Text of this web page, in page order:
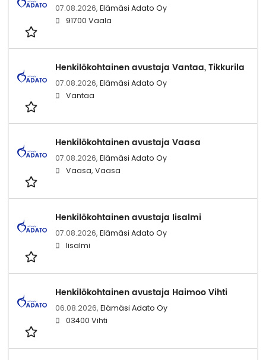
07.08.2026, Elämäsi Adato Oy
91700 Vaala
Henkilökohtainen avustaja Vantaa, Tikkurila
07.08.2026, Elämäsi Adato Oy
Vantaa
Henkilökohtainen avustaja Vaasa
07.08.2026, Elämäsi Adato Oy
Vaasa, Vaasa
Henkilökohtainen avustaja Iisalmi
07.08.2026, Elämäsi Adato Oy
Iisalmi
Henkilökohtainen avustaja Haimoo Vihti
06.08.2026, Elämäsi Adato Oy
03400 Vihti